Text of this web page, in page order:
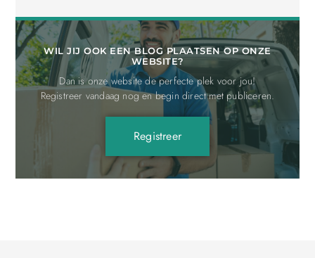
WIL JIJ OOK EEN BLOG PLAATSEN OP ONZE
WEBSITE?
Dan is onze website de perfecte plek voor jou!
Registreer vandaag nog en begin direct met publiceren.
Registreer